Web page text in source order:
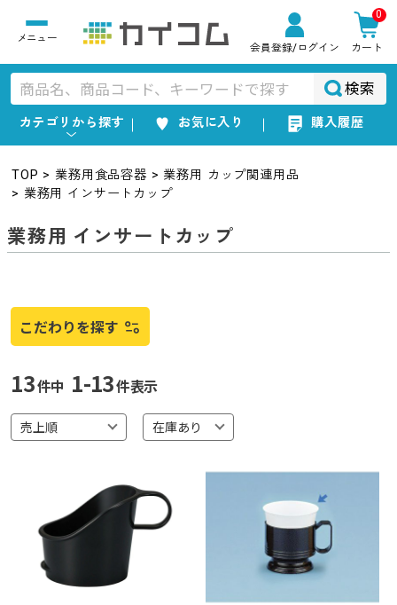
会員登録/ログイン
0
カート
検索
カテゴリから探す お気に入り 購入履歴
TOP 業務用食品容器
業務用 カップ関連用品
業務用 インサートカップ
業務用 インサートカップ
こだわりを探す
13件中 1-13件表示